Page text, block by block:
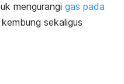
mengurangi gas pada
sekaligus